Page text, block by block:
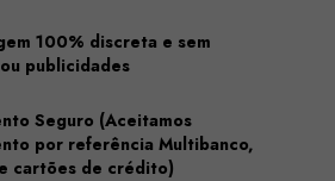
100% discreta e sem
publicidades
Seguro (Aceitamos
por referência Multibanco,
cartões de crédito)